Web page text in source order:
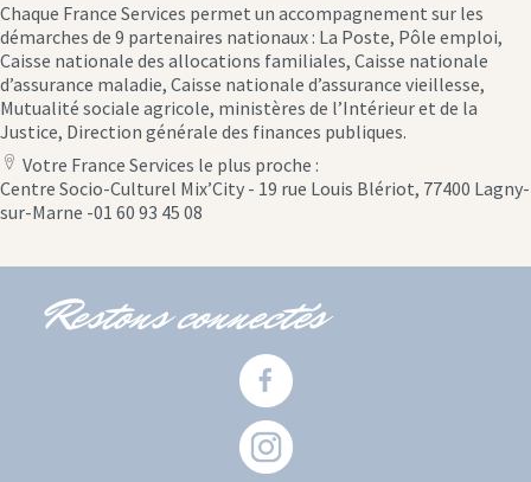
Chaque France Services permet un accompagnement sur les
démarches de 9 partenaires nationaux : La Poste, Pôle emploi,
Caisse nationale des allocations familiales, Caisse nationale
d’assurance maladie, Caisse nationale d’assurance vieillesse,
Mutualité sociale agricole, ministères de l’Intérieur et de la
Justice, Direction générale des finances publiques.
location
icon
Votre France Services le plus proche :
Centre Socio-Culturel Mix’City - 19 rue Louis Blériot, 77400 Lagny-
sur-Marne -01 60 93 45 08
Restons connectés